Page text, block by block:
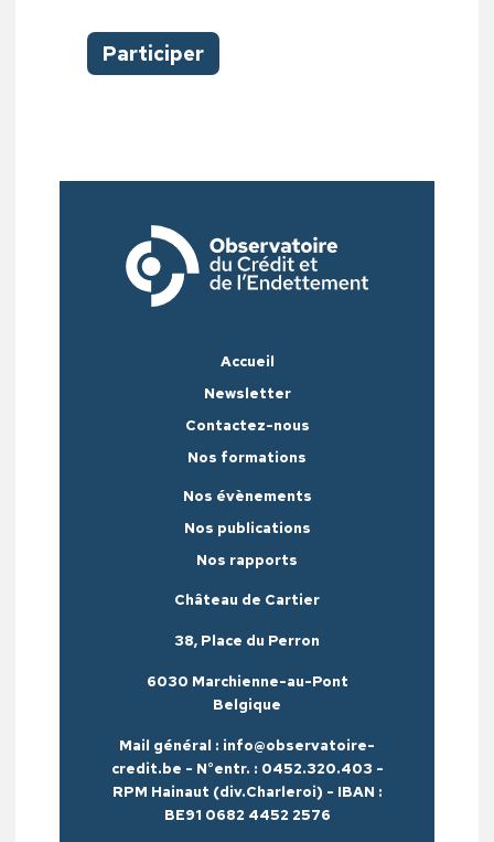
Participer
Accueil
Newsletter
Contactez-nous
Nos formations
Nos évènements
Nos publications
Nos rapports
Château de Cartier
38, Place du Perron
6030 Marchienne-au-Pont
Belgique
Mail général : info@observatoire-
credit.be - N°entr. : 0452.320.403 -
RPM Hainaut (div.Charleroi) - IBAN :
BE91 0682 4452 2576